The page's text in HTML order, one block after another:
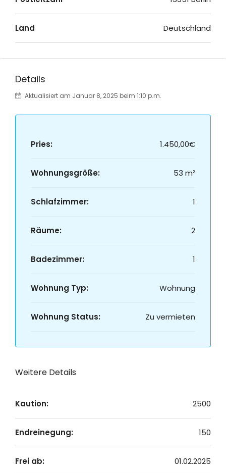
Land Deutschland
Details
Aktualisiert am Januar 8, 2025 beim 1:10 p.m.
Pries: 1.450,00€
Wohnungsgröße: 53 m²
Schlafzimmer: 1
Räume: 2
Badezimmer: 1
Wohnung Typ: Wohnung
Wohnung Status: Zu vermieten
Weitere Details
Kaution: 2500
Endreinegung: 150
Frei ab: 01.02.2025